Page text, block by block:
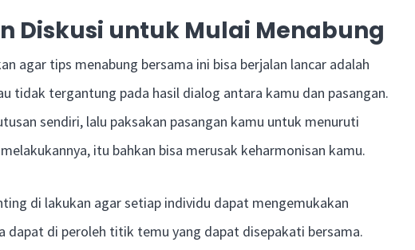
Diskusi untuk Mulai Menabung
agar tips menabung bersama ini bisa berjalan lancar adalah
tidak tergantung pada hasil dialog antara kamu dan pasangan.
sendiri, lalu paksakan pasangan kamu untuk menuruti
itu bahkan bisa merusak keharmonisan kamu.
di lakukan agar setiap individu dapat mengemukakan
dapat di peroleh titik temu yang dapat disepakati bersama.